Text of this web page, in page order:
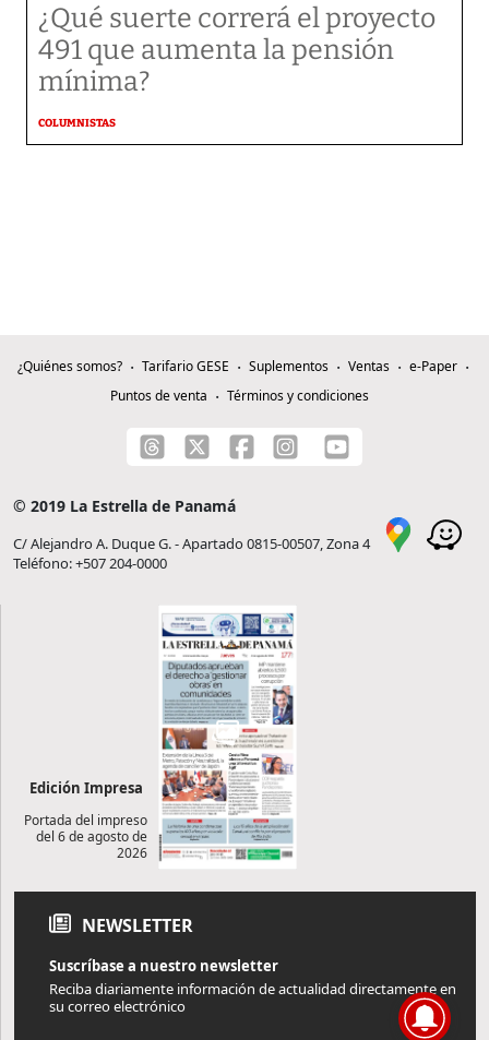
¿Qué suerte correrá el proyecto
491 que aumenta la pensión
mínima?
COLUMNISTAS
¿Quiénes somos? Tarifario GESE Suplementos Ventas
e-Paper
Puntos de venta
Términos y condiciones
© 2019 La Estrella de Panamá
C/ Alejandro A. Duque G. - Apartado 0815-00507, Zona 4
Teléfono: +507 204-0000
Edición Impresa
Portada del impreso
del 6 de agosto de
2026
NEWSLETTER
Suscríbase a nuestro newsletter
Reciba diariamente información de actualidad directamente en
su correo electrónico